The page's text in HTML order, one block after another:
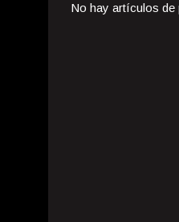
No hay artículos de